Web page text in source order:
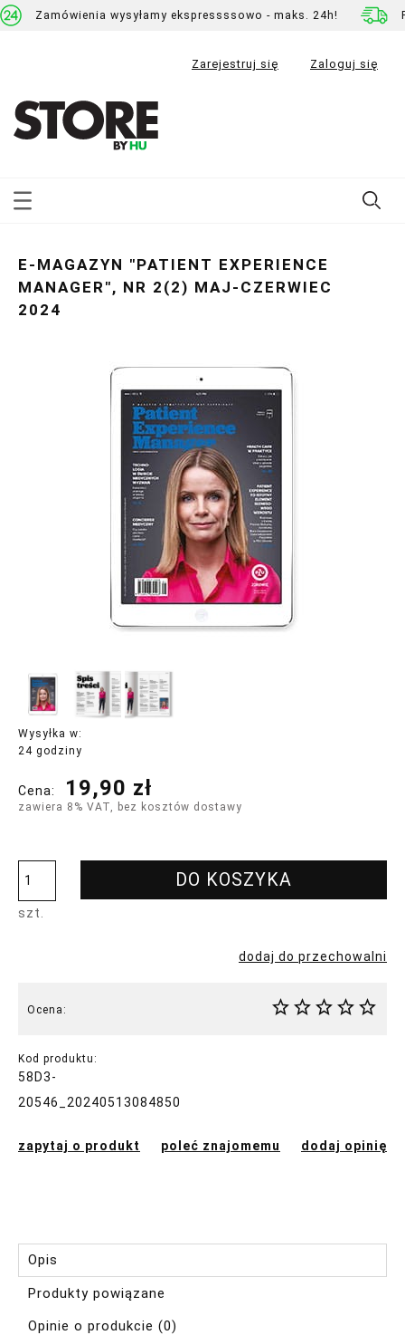
Zamówienia wysyłamy ekspressssowo - maks. 24h!
Zarejestruj się Zaloguj się
E-MAGAZYN "PATIENT EXPERIENCE
MANAGER", NR 2(2) MAJ-CZERWIEC
2024
Wysyłka w:
24 godziny
Cena: 19,90 zł
zawiera 8% VAT, bez kosztów dostawy
szt.
DO KOSZYKA
dodaj do przechowalni
Ocena:
Kod produktu:
58D3-
20546_20240513084850
zapytaj o produkt poleć znajomemu dodaj opinię
Opis
Produkty powiązane
Opinie o produkcie (0)